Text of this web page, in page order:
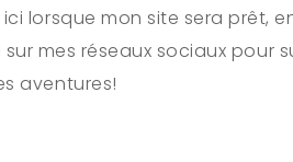
lorsque mon site sera prêt,
mes réseaux sociaux pour
aventures!